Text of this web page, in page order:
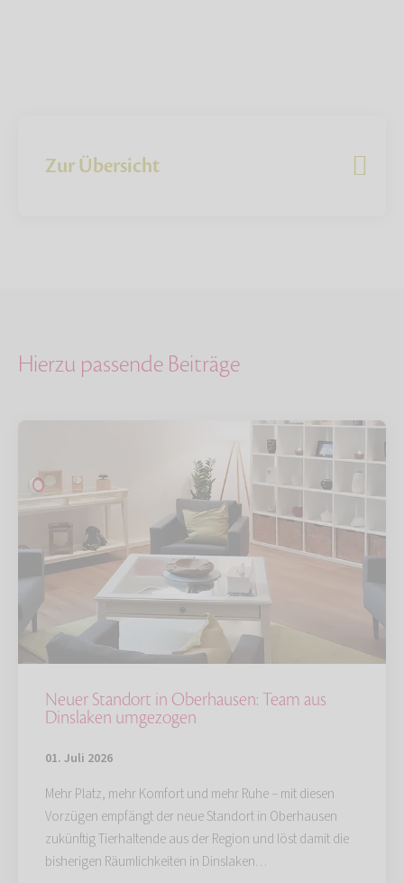
Zur Übersicht
Hierzu passende Beiträge
Neuer Standort in Oberhausen: Team aus
Dinslaken umgezogen
01. Juli 2026
Mehr Platz, mehr Komfort und mehr Ruhe – mit diesen
Vorzügen empfängt der neue Standort in Oberhausen
zukünftig Tierhaltende aus der Region und löst damit die
bisherigen Räumlichkeiten in Dinslaken…